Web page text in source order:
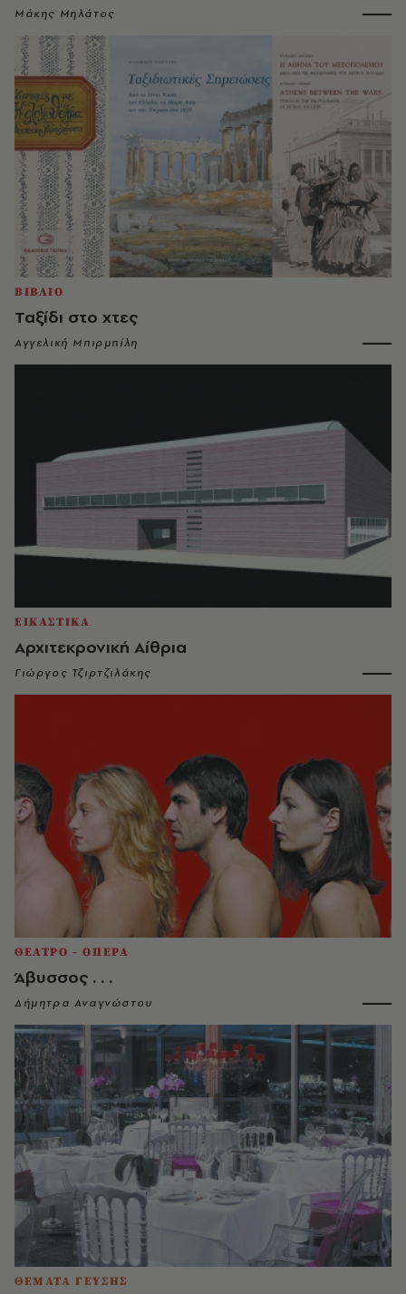
Μάκης Μηλάτος
ΒΙΒΛΙΟ
Ταξίδι στο χτες
Αγγελική Μπιρμπίλη
ΕΙΚΑΣΤΙΚΑ
Αρχιτεκρονική Αίθρια
Γιώργος Τζιρτζιλάκης
ΘΕΑΤΡΟ - ΟΠΕΡΑ
Άβυσσος . . .
Δήμητρα Αναγνώστου
ΘΕΜΑΤΑ ΓΕΥΣΗΣ